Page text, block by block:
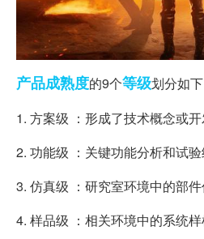
产品成熟度的9个等级划分如下
1. 方案级 ：形成了技术概念或开
2. 功能级 ：关键功能分析和试验
3. 仿真级 ：研究室环境中的部件
4. 样品级 ：相关环境中的系统样